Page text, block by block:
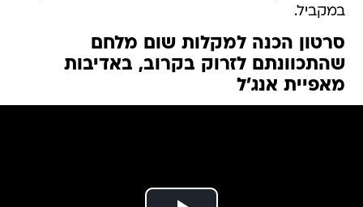
במקביל.
סרטון הכנה למקלות שום מלחם
שהתכוונתם לזרוק בקרוב, באדיבות
מאפיית אנג'ל